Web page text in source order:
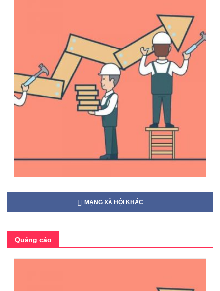
MẠNG XÃ HỘI KHÁC
Quảng cáo